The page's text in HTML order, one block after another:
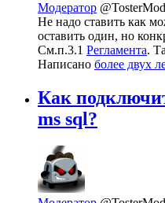
Модератор
Не надо ставить как
оставить один, но
См.п.3.1 Регламента.
Написано более двух
Как
ms sql?